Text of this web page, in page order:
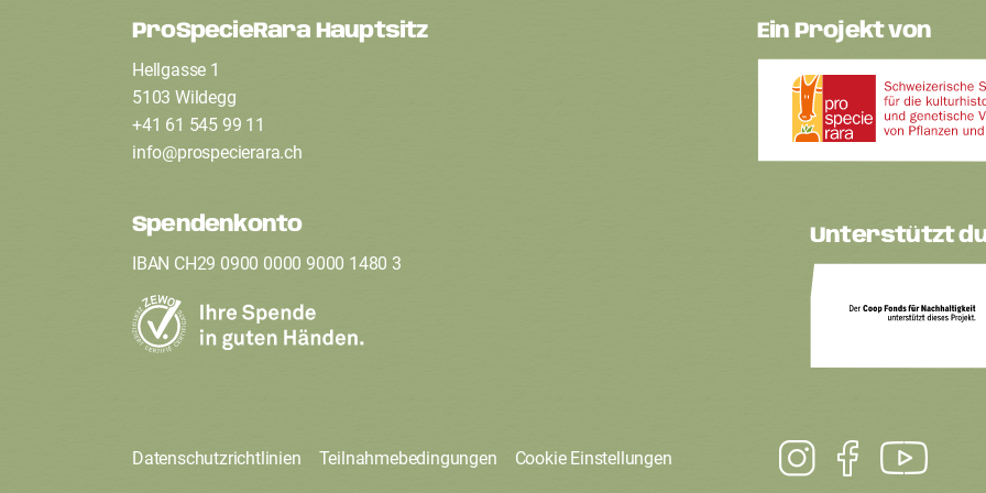
F
o
o
t
e
r
ProSpecieRara Hauptsitz
Hellgasse 1
5103 Wildegg
+41 61 545 99 11
info@prospecierara.ch
Spendenkonto
IBAN CH29 0900 0000 9000 1480 3
Ein Projekt von
Unterstützt
Datenschutzrichtlinien Teilnahmebedingungen Cookie Einstellungen